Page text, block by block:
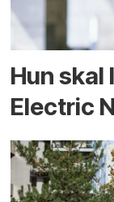
Hun skal
Electric